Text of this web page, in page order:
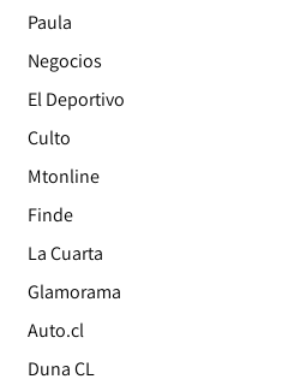
Paula
Negocios
El Deportivo
Culto
Mtonline
Finde
La Cuarta
Glamorama
Auto.clOpens in new window
Duna CLOpens in new window